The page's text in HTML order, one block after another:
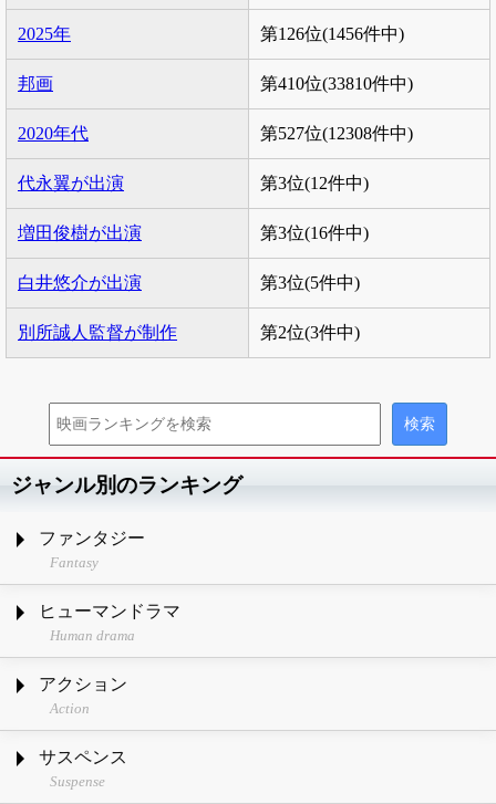
2025年 第126位(1456件中)
邦画 第410位(33810件中)
2020年代 第527位(12308件中)
代永翼が出演 第3位(12件中)
増田俊樹が出演 第3位(16件中)
白井悠介が出演 第3位(5件中)
別所誠人監督が制作 第2位(3件中)
ジャンル別のランキング
ファンタジー
Fantasy
ヒューマンドラマ
Human drama
アクション
Action
サスペンス
Suspense